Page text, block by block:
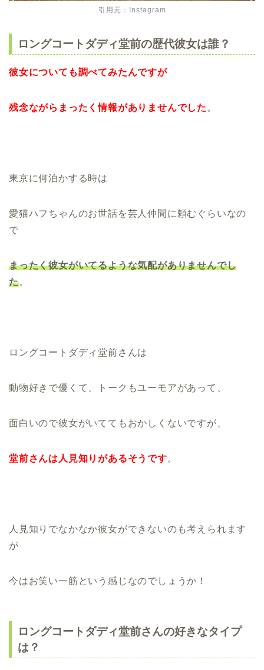
引用元：Instagram
ロングコートダディ堂前の歴代彼女は誰？
彼女についても調べてみたんですが
残念ながらまったく情報がありませんでした 。
東京に何泊かする時は
愛猫ハフちゃんのお世話を芸人仲間に頼むぐらいなの
で
まったく彼女がいてるような気配がありませんでし
た。
ロングコートダディ堂前さんは
動物好きで優くて、トークもユーモアがあって、
面白いので彼女がいてても おかしくないですが、
堂前さんは人見知りがあるそうです。
人見知りでなかなか彼女ができないのも考えられます
が
今はお笑い一筋という感じなのでしょうか！
ロングコートダディ堂前さんの好きなタイプ
は？